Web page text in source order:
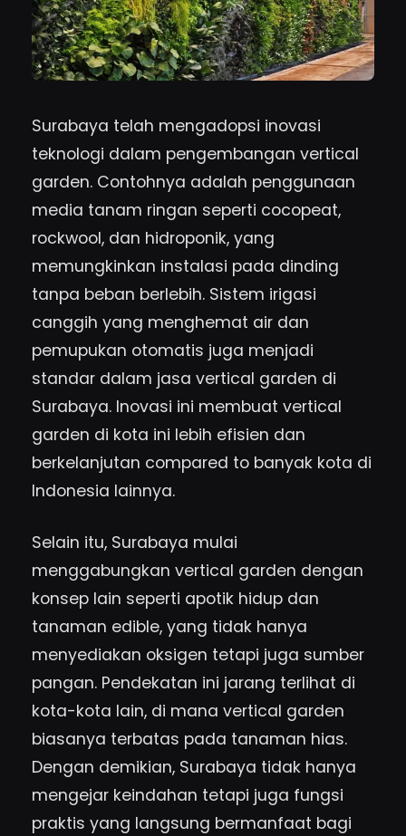
Surabaya telah mengadopsi inovasi
teknologi dalam pengembangan vertical
garden. Contohnya adalah penggunaan
media tanam ringan seperti cocopeat,
rockwool, dan hidroponik, yang
memungkinkan instalasi pada dinding
tanpa beban berlebih. Sistem irigasi
canggih yang menghemat air dan
pemupukan otomatis juga menjadi
standar dalam jasa vertical garden di
Surabaya. Inovasi ini membuat vertical
garden di kota ini lebih efisien dan
berkelanjutan compared to banyak kota di
Indonesia lainnya.
Selain itu, Surabaya mulai
menggabungkan vertical garden dengan
konsep lain seperti apotik hidup dan
tanaman edible, yang tidak hanya
menyediakan oksigen tetapi juga sumber
pangan. Pendekatan ini jarang terlihat di
kota-kota lain, di mana vertical garden
biasanya terbatas pada tanaman hias.
Dengan demikian, Surabaya tidak hanya
mengejar keindahan tetapi juga fungsi
praktis yang langsung bermanfaat bagi